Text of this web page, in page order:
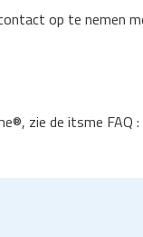
op te nemen
zie de itsme FAQ :